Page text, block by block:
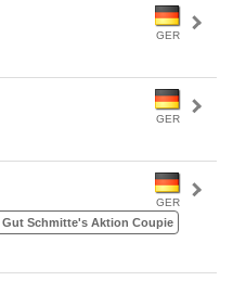
GER
GER
GER
Gut Schmitte's Aktion Coupie